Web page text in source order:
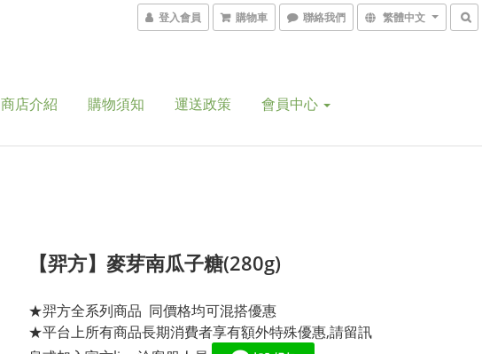
登入會員 購物車 聯絡我們 繁體中文
商店介紹 購物須知 運送政策 會員中心
【羿方】麥芽南瓜子糖(280g)
★羿方全系列商品  同價格均可混搭優惠
★平台上所有商品長期消費者享有額外特殊優惠,請留訊